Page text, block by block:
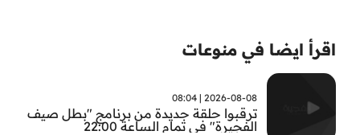
اقرأ ايضا في منوعات
2026-08-08 | 08:04
ترقبوا حلقة جديدة من برنامج "بطل صيف
الفجيرة" في تمام الساعة 22:00